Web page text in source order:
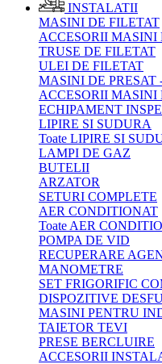
INSTALATII
MASINI DE FILETAT
ACCESORII MASINI
TRUSE DE FILETAT
ULEI DE FILETAT
MASINI DE PRESAT
ACCESORII MASINI
ECHIPAMENT
LIPIRE SI SUDURA
Toate LIPIRE SI
LAMPI DE GAZ
BUTELII
ARZATOR
SETURI COMPLETE
AER CONDITIONAT
Toate AER
POMPA DE VID
RECUPERARE
MANOMETRE
SET FRIGORIFIC
DISPOZITIVE
MASINI PENTRU
TAIETOR TEVI
PRESE BERCLUIRE
ACCESORII